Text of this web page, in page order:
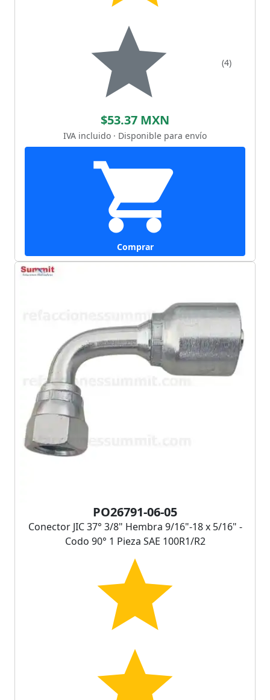
(4)
$53.37 MXN
IVA incluido · Disponible para envío
Comprar
PO26791-06-05
Conector JIC 37° 3/8" Hembra 9/16"-18 x 5/16" -
Codo 90° 1 Pieza SAE 100R1/R2